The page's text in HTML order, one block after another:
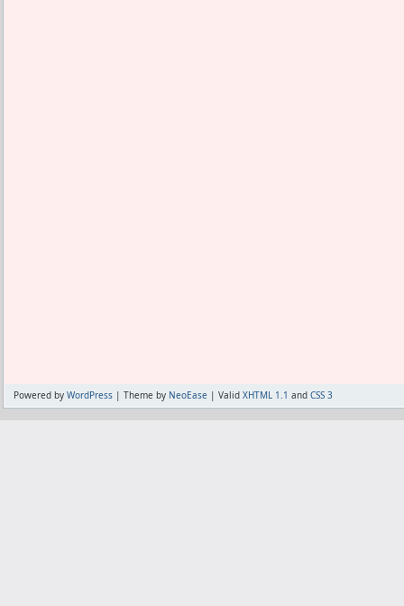
Powered by WordPress | Theme by NeoEase | Valid XHTML 1.1 and CSS 3